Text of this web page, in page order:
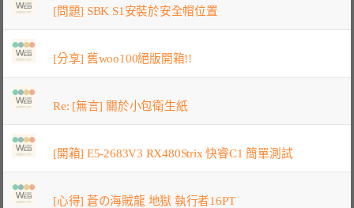
[問題] SBK S1安裝於安全帽位置
[分享] 舊woo100絕版開箱!!
Re: [無言] 關於小包衛生紙
[開箱] E5-2683V3 RX480Strix 快睿C1 簡單測試
[心得] 蒼の海賊龍 地獄 執行者16PT